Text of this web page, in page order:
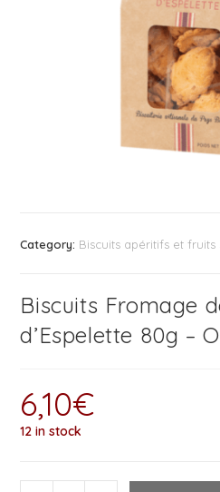
Category: Biscuits apéritifs et fruits
Biscuits Fromage
d’Espelette 80g –
6,10€
12 in stock